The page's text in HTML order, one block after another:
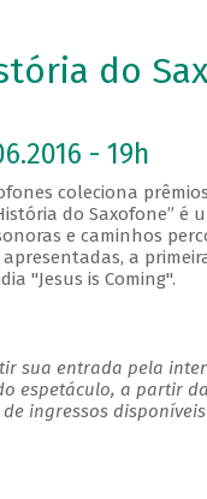
do
- 19h
coleciona
do Saxofone”
e caminhos
a
"Jesus is Coming".
sua entrada pela
espetáculo, a partir
ingressos